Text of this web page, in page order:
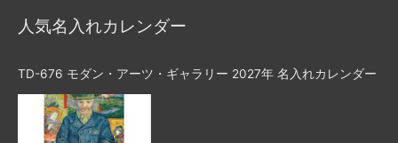
人気名入れカレンダー
TD-676 モダン・アーツ・ギャラリー 2027年 名入れカレンダー